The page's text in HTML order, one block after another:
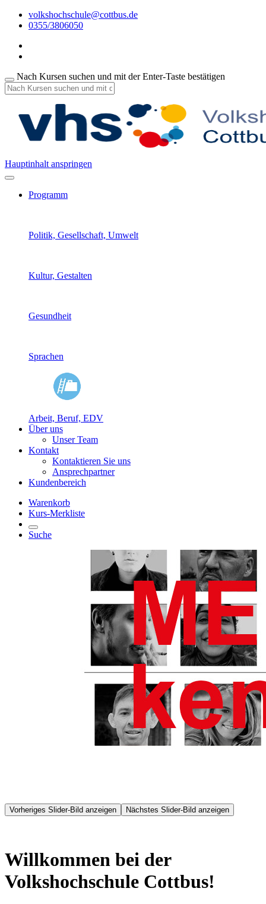
volkshochschule@cottbus.de
0355/3806050
Nach Kursen suchen und mit der Enter-Taste bestätigen
Hauptinhalt anspringen
Programm
Politik, Gesellschaft, Umwelt
Kultur, Gestalten
Gesundheit
Sprachen
Arbeit, Beruf, EDV
Über uns
Unser Team
Kontakt
Kontaktieren Sie uns
Ansprechpartner
Kundenbereich
Warenkorb
Kurs-Merkliste
Suche
Vorheriges Slider-Bild anzeigen Nächstes Slider-Bild anzeigen
Willkommen bei der
Volkshochschule Cottbus!